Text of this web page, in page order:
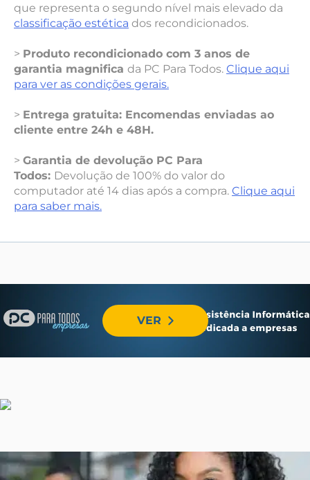
que representa o segundo nível mais elevado da
classificação estética dos recondicionados.
> Produto recondicionado com 3 anos de
garantia magnifica da PC Para Todos. Clique aqui
para ver as condições gerais.
> Entrega gratuita: Encomendas enviadas ao
cliente entre 24h e 48H.
> Garantia de devolução PC Para
Todos: Devolução de 100% do valor do
computador até 14 dias após a compra. Clique aqui
para saber mais.
VER